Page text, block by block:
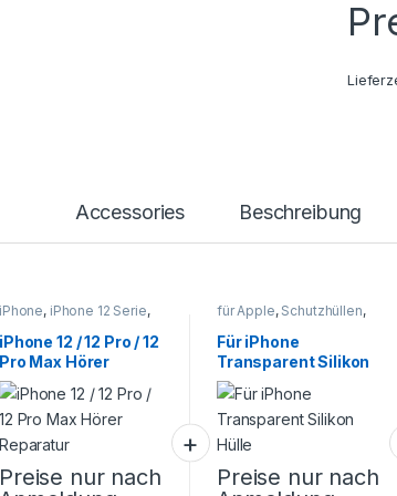
Accessories Beschreibung
, iPhone 12 Serie,
12 / 12 Pro / 12
Max Hörer
nur nach
für Apple, Schutzhüllen,
Smartphone Zubehör
Für iPhone
Transparent Silikon
Hülle
Preise nur nach